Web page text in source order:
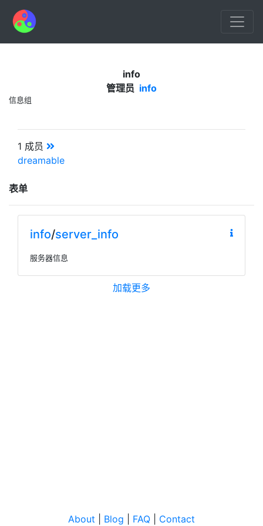
info
管理员 info
信息组
1 成员
dreamable
表单
info/server_info
服务器信息
加载更多
About Blog FAQ Contact